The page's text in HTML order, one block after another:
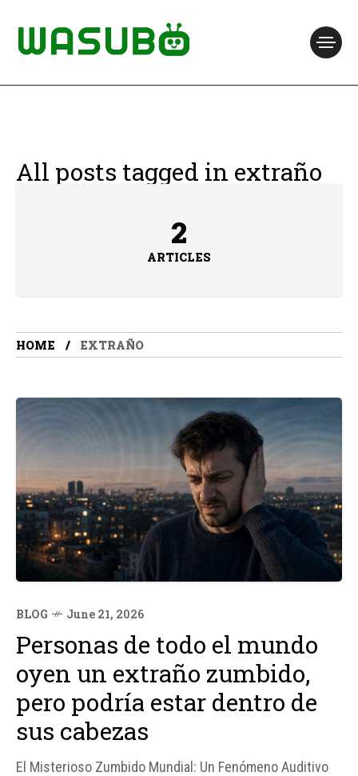
All posts tagged in extraño
2
ARTICLES
HOME EXTRAÑO
BLOG June 21, 2026
Personas de todo el mundo
oyen un extraño zumbido,
pero podría estar dentro de
sus cabezas
El Misterioso Zumbido Mundial: Un Fenómeno Auditivo